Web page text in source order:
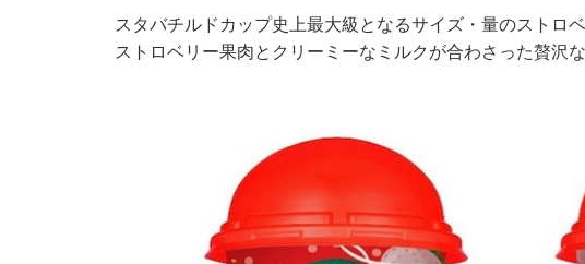
スタバチルドカップ史上最大級となるサイズ・量のストロ
ストロベリー果肉とクリーミーなミルクが合わさった贅沢